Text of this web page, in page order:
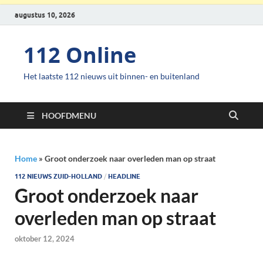
augustus 10, 2026
112 Online
Het laatste 112 nieuws uit binnen- en buitenland
HOOFDMENU
Home » Groot onderzoek naar overleden man op straat
112 NIEUWS ZUID-HOLLAND / HEADLINE
Groot onderzoek naar
overleden man op straat
oktober 12, 2024